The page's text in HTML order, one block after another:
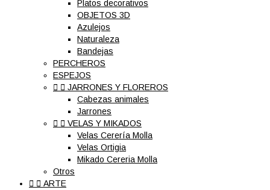
Platos decorativos
OBJETOS 3D
Azulejos
Naturaleza
Bandejas
PERCHEROS
ESPEJOS
  JARRONES Y FLOREROS
Cabezas animales
Jarrones
  VELAS Y MIKADOS
Velas Cerería Molla
Velas Ortigia
Mikado Cereria Molla
Otros
  ARTE